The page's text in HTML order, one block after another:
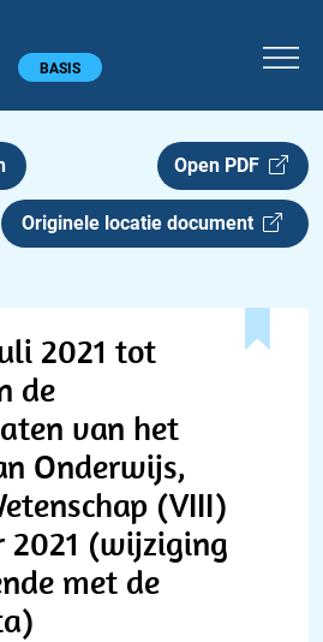
BASIS
Open PDF
Originele locatie document
2021 tot
de
van het
Onderwijs,
(VIII)
2021 (wijziging
met de